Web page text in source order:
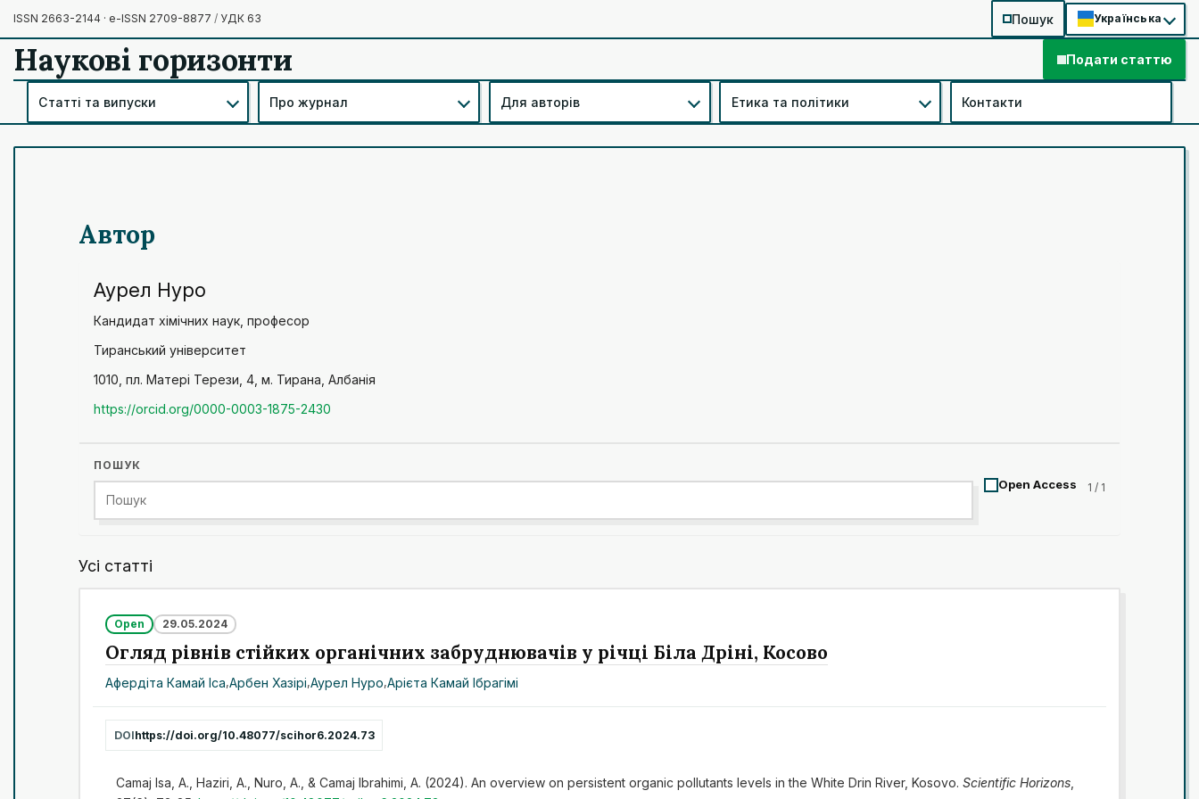
ISSN 2663-2144 · e-ISSN 2709-8877 / УДК 63 Пошук Українська
Наукові горизонти Подати статтю
Статті та випуски Про журнал Для авторів Етика та політики Контакти
Автор
Аурел Нуро
Кандидат хімічних наук, професор
Тиранський університет
1010, пл. Матері Терези, 4, м. Тирана, Албанія
https://orcid.org/0000-0003-1875-2430
ПОШУК
Open Access 1 / 1
Усі статті
Open 29.05.2024
Огляд рівнів стійких органічних забруднювачів у річці Біла Дріні, Косово
Афердіта Камай Іса,Арбен Хазірі,Аурел Нуро,Арієта Камай Ібрагімі
DOIhttps://doi.org/10.48077/scihor6.2024.73
Camaj Isa, A., Haziri, A., Nuro, A., & Camaj Ibrahimi, A. (2024). An overview on persistent organic pollutants levels in the White Drin River, Kosovo. Scientific Horizons,